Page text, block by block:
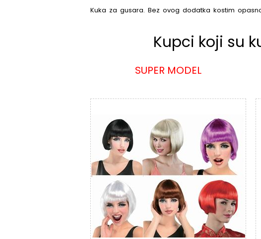
Kuka za gusara. Bez ovog dodatka kostim
Kupci koji su
SUPER MODEL